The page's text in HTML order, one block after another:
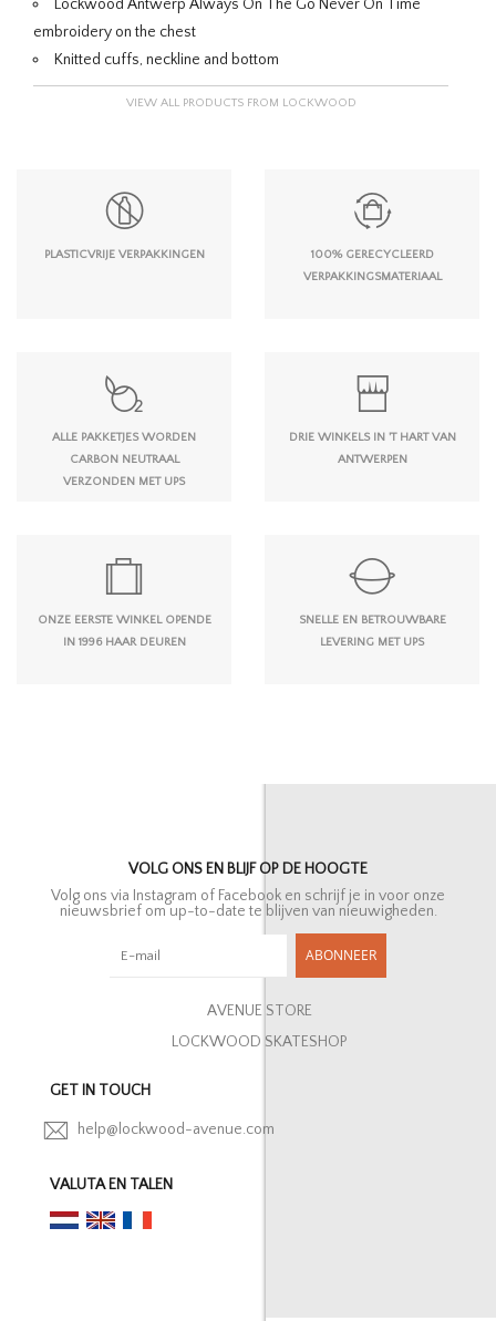
Lockwood Antwerp Always On The Go Never On Time
embroidery on the chest
Knitted cuffs, neckline and bottom
VIEW ALL PRODUCTS FROM LOCKWOOD
PLASTICVRIJE VERPAKKINGEN
100% GERECYCLEERD
VERPAKKINGSMATERIAAL
ALLE PAKKETJES WORDEN
CARBON NEUTRAAL
VERZONDEN MET UPS
DRIE WINKELS IN 'T HART VAN
ANTWERPEN
ONZE EERSTE WINKEL OPENDE
IN 1996 HAAR DEUREN
SNELLE EN BETROUWBARE
LEVERING MET UPS
VOLG ONS EN BLIJF OP DE HOOGTE
Volg ons via Instagram of Facebook en schrijf je in voor onze
nieuwsbrief om up-to-date te blijven van nieuwigheden.
ABONNEER
AVENUE STORE
LOCKWOOD SKATESHOP
GET IN TOUCH
help@lockwood-avenue.com
VALUTA EN TALEN